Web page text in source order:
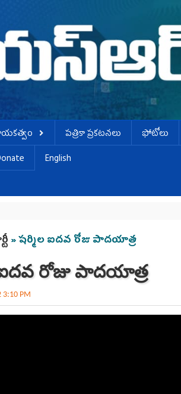
పత్రికా ప్రకటనలు ఫోటోలు
English
here
» షర్మిల ఐదవ రోజు పాదయాత్ర
ఐదవ రోజు పాదయాత్ర
3:10 PM